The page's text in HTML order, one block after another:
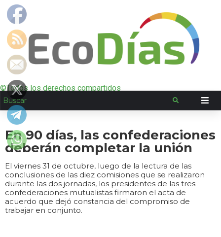
©Todos los derechos compartidos
En 90 días, las confederaciones
deberán completar la unión
El viernes 31 de octubre, luego de la lectura de las
conclusiones de las diez comisiones que se realizaron
durante las dos jornadas, los presidentes de las tres
confederaciones mutualistas firmaron el acta de
acuerdo que dejó constancia del compromiso de
trabajar en conjunto.